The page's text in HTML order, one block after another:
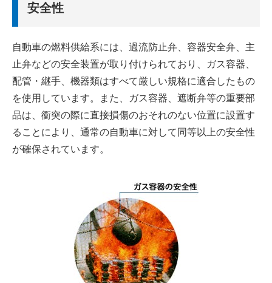
安全性
自動車の燃料供給系には、過流防止弁、容器安全弁、主
止弁などの安全装置が取り付けられており、ガス容器、
配管・継手、機器類はすべて厳しい規格に適合したもの
を使用しています。また、ガス容器、遮断弁等の重要部
品は、衝突の際に直接損傷のおそれのない位置に設置す
ることにより、通常の自動車に対して同等以上の安全性
が確保されています。